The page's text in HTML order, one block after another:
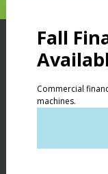
產品
自助洗衣店